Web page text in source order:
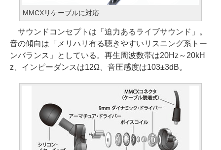
MMCXリケーブルに対応
サウンドコンセプトは「迫力あるライブサウンド」。
音の傾向は「メリハリ有る聴きやすいリスニング系トー
ンバランス」としている。再生周波数帯は20Hz～20kH
z、インピーダンスは12Ω、音圧感度は103±3dB。